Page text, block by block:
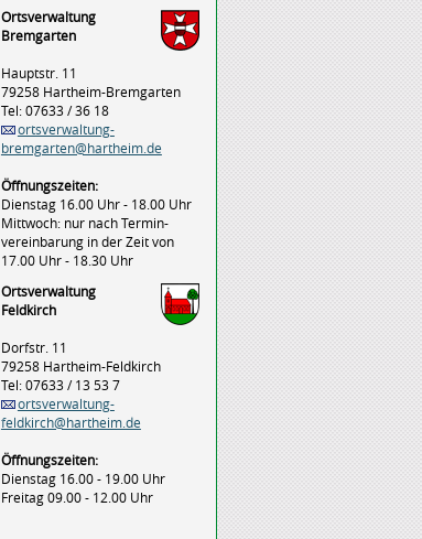
Ortsverwaltung
Bremgarten
Hauptstr. 11
79258 Hartheim-Bremgarten
Tel: 07633 / 36 18
ortsverwaltung-
bremgarten@hartheim.de
Öffnungszeiten:
Dienstag 16.00 Uhr - 18.00 Uhr
Mittwoch: nur nach Termin-
vereinbarung in der Zeit von
17.00 Uhr - 18.30 Uhr
Ortsverwaltung
Feldkirch
Dorfstr. 11
79258 Hartheim-Feldkirch
Tel: 07633 / 13 53 7
ortsverwaltung-
feldkirch@hartheim.de
Öffnungszeiten:
Dienstag 16.00 - 19.00 Uhr
Freitag 09.00 - 12.00 Uhr